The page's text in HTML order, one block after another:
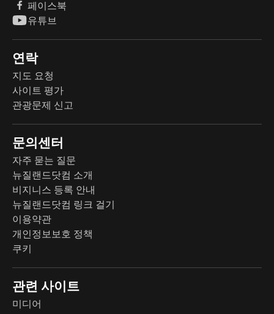
페이스북
유튜브
연락
지도 요청
사이트 평가
관광문제 신고
문의센터
자주 묻는 질문
뉴질랜드닷컴 소개
비지니스 등록 안내
뉴질랜드닷컴 링크 걸기
이용약관
개인정보보호 정책
쿠키
관련 사이트
미디어